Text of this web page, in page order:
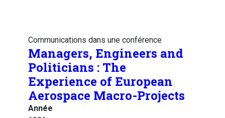
Communications dans une conférence
Managers, Engineers and
Politicians : The
Experience of European
Aerospace Macro-Projects
Année